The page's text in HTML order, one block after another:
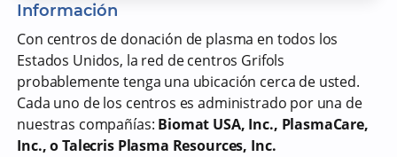
Información
Con centros de donación de plasma en todos los
Estados Unidos, la red de centros Grifols
probablemente tenga una ubicación cerca de usted.
Cada uno de los centros es administrado por una de
nuestras compañías: Biomat USA, Inc., PlasmaCare,
Inc., o Talecris Plasma Resources, Inc.